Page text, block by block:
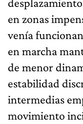
en zonas
venía
en marcha
de menor
estabilidad
intermedias
movimiento